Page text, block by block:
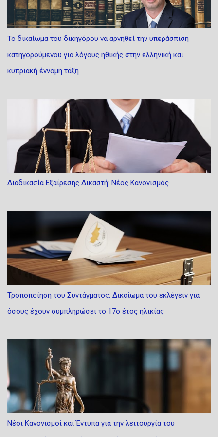
θέσπιση αποτελεσματικού ελέγχου των αποφάσεων περί μη
άσκησης δίωξης ή διακοπής της διαδικασίας, εξακολουθεί να
εκκρεμεί ενώπιον της Βουλής των Αντιπροσώπων. Δημιουργήθηκε
διακριτός κλάδος διοικητικής δικαιοσύνης. ...
Το δικαίωμα του δικηγόρου να αρνηθεί την υπεράσπιση
κατηγορούμενου για λόγους ηθικής στην ελληνική και
κυπριακή έννομη τάξη
Διαδικασία Εξαίρεσης Δικαστή: Νέος Κανονισμός
Τροποποίηση του Συντάγματος: Δικαίωμα του εκλέγειν για
όσους έχουν συμπληρώσει το 17ο έτος ηλικίας
Νέοι Κανονισμοί και Έντυπα για την λειτουργία του